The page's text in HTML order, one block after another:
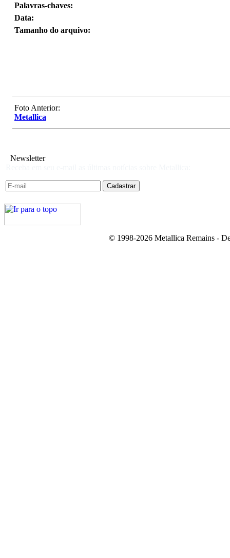
Palavras-chaves:
Data:
Tamanho do arquivo:
Foto Anterior:
Metallica
Newsletter
© 1998-2026 Metallica Remains -